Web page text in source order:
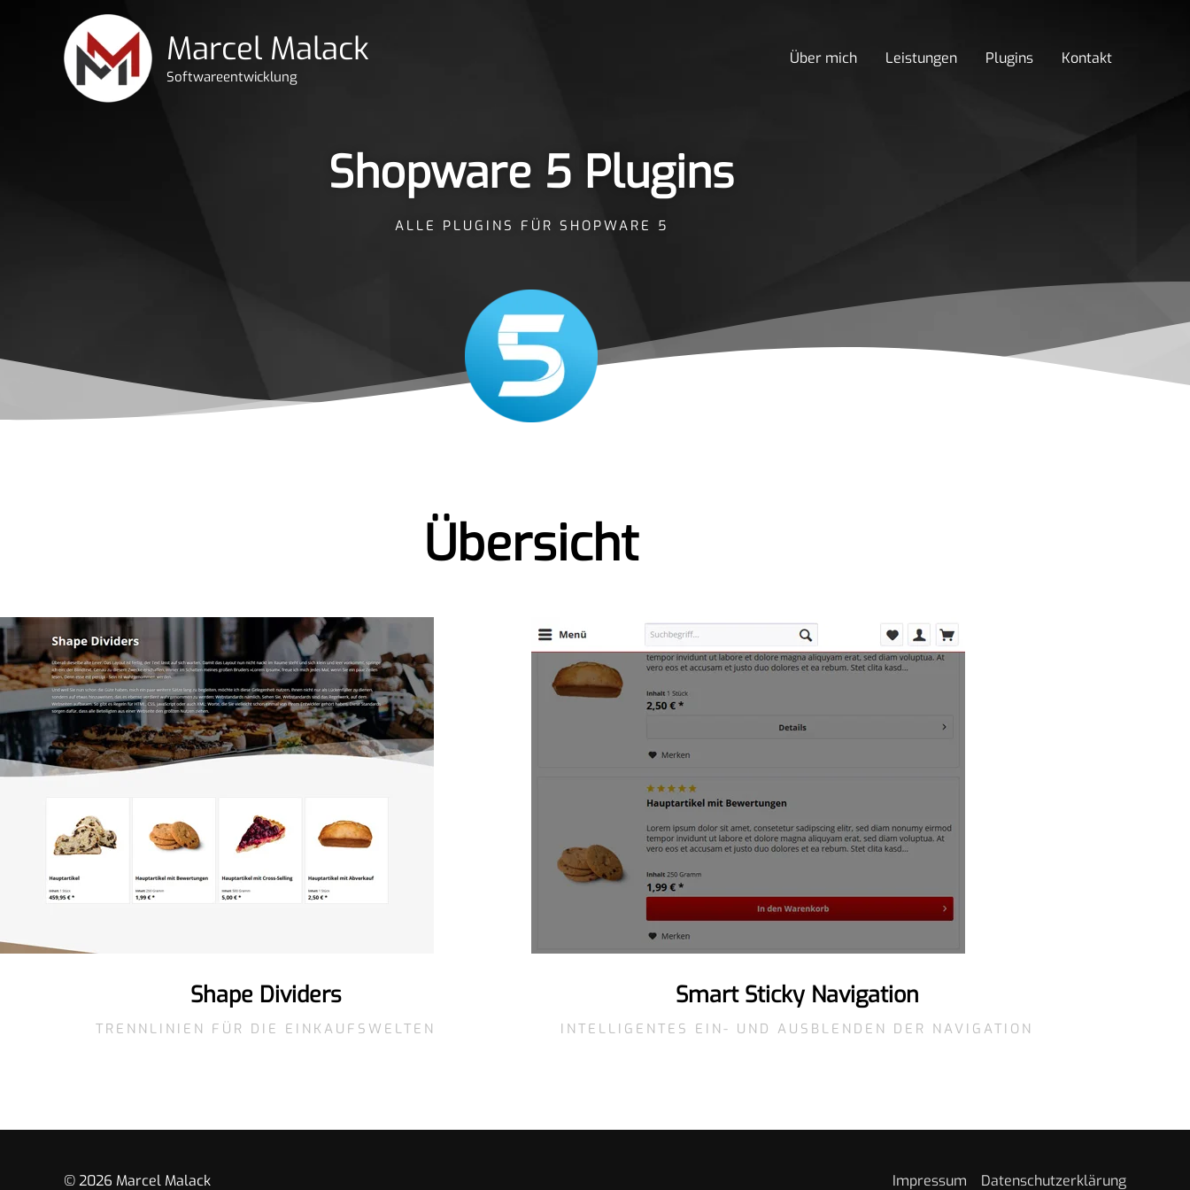
Marcel Malack
Softwareentwicklung
Über mich Leistungen Plugins Kontakt
Shopware 5 Plugins
ALLE PLUGINS FÜR SHOPWARE 5
Übersicht
Shape Dividers
TRENNLINIEN FÜR DIE EINKAUFSWELTEN
Smart Sticky Navigation
INTELLIGENTES EIN- UND AUSBLENDEN DER NAVIGATION
© 2026 Marcel Malack Impressum Datenschutzerklärung